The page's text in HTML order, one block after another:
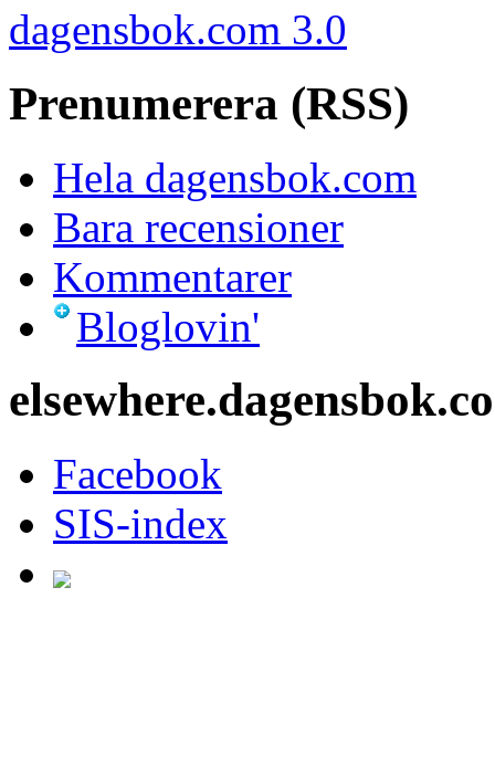
dagensbok.com 3.0
Prenumerera (RSS)
Hela dagensbok.com
Bara recensioner
Kommentarer
Bloglovin'
Facebook
SIS-index